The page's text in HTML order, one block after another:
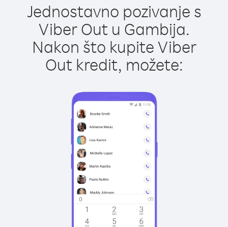
Jednostavno pozivanje s
Viber Out u Gambija.
Nakon što kupite Viber
Out kredit, možete: